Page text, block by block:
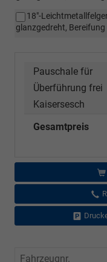
18"-
glanzgedreht,
Pauschale für
Überführung frei
Kaisersesch
Gesamtpreis
Fahrzeugnr.